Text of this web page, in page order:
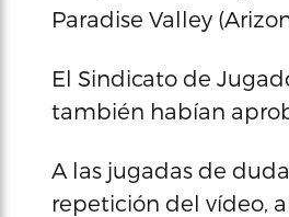
Paradise Valley
El Sindicato de
también habían
A las jugadas de
repetición del vídeo,